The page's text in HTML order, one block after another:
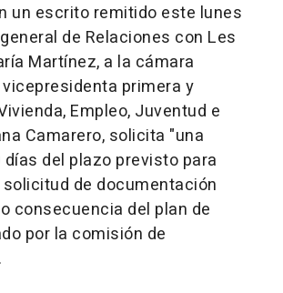
un escrito remitido este lunes
de Relaciones con Les
Martínez, a la cámara
primera y
Empleo, Juventud e
Camarero, solicita "una
días del plazo previsto para
de documentación
consecuencia del plan de
por la comisión de